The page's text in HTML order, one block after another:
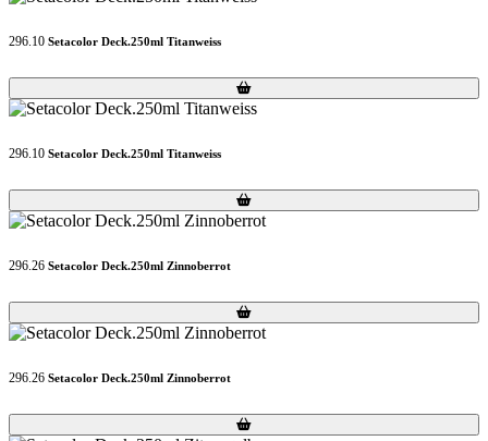
296.10 Setacolor Deck.250ml Titanweiss
Loading...
Loading...
296.10 Setacolor Deck.250ml Titanweiss
Loading...
Loading...
296.26 Setacolor Deck.250ml Zinnoberrot
Loading...
Loading...
296.26 Setacolor Deck.250ml Zinnoberrot
Loading...
Loading...